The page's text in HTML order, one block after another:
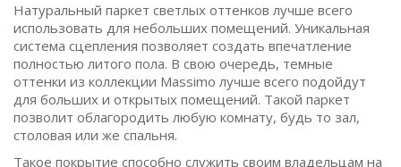
Натуральный паркет светлых оттенков лучше всего
использовать для небольших помещений. Уникальная
система сцепления позволяет создать впечатление
полностью литого пола. В свою очередь, темные
оттенки из коллекции Massimo лучше всего подойдут
для больших и открытых помещений. Такой паркет
позволит облагородить любую комнату, будь то зал,
столовая или же спальня.
Такое покрытие способно служить своим владельцам на